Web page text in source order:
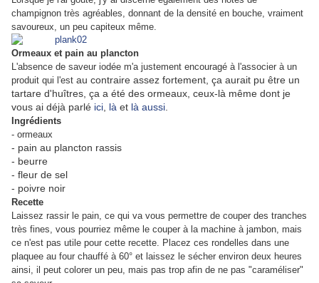
champignon très agréables, donnant de la densité en bouche, vraiment
savoureux, un peu capiteux même.
Ormeaux et pain au plancton
L'absence de saveur iodée m'a justement encouragé à l'associer à un
produit qui l'est au contraire assez fortement, ça aurait pu être un
tartare d'huîtres, ça a été des ormeaux, ceux-là même dont je
vous ai déjà parlé ici là et là aussi
Ingrédients
- ormeaux
- pain au plancton rassis
- beurre
- fleur de sel
- poivre noir
Recette
Laissez rassir le pain, ce qui va vous permettre de couper des tranches
très fines, vous pourriez même le couper à la machine à jambon, mais
ce n'est pas utile pour cette recette. Placez ces rondelles dans une
plaquee au four chauffé à 60° et laissez le sécher environ deux heures
ainsi, il peut colorer un peu, mais pas trop afin de ne pas "caraméliser"